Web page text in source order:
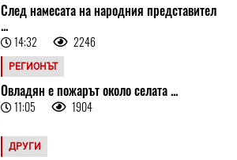
След намесата на народния представител
...
14:32 2246
РЕГИОНЪТ
Овладян е пожарът около селата ...
11:05 1904
ДРУГИ